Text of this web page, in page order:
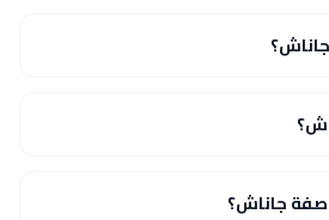
جاناش؟